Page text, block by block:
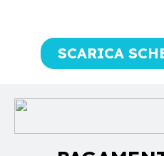
SCARICA